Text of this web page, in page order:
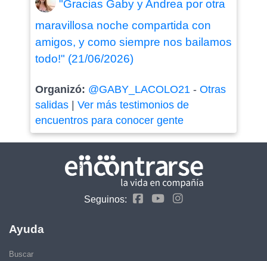
"Gracias Gaby y Andrea por otra
maravillosa noche compartida con
amigos, y como siempre nos bailamos
todo!" (21/06/2026)
Organizó: @GABY_LACOLO21- Otras
salidas| Ver más testimonios de
encuentros para conocer gente
Seguinos:
Ayuda
Buscar